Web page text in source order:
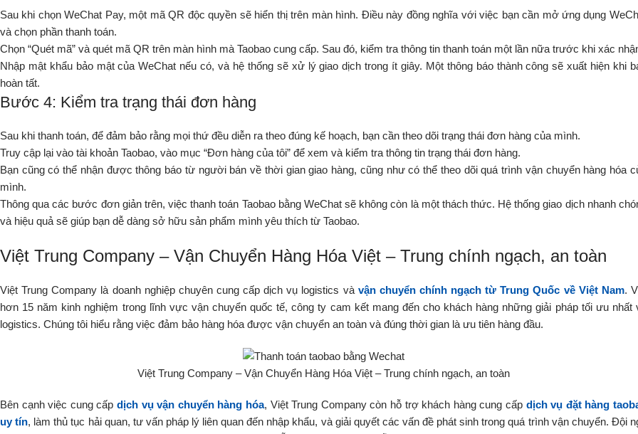
Sau khi chọn WeChat Pay, một mã QR độc quyền sẽ hiển thị trên màn hình. Điều này đồng nghĩa với việc bạn cần mở ứng dụng
và chọn phần thanh toán.
Chọn “Quét mã” và quét mã QR trên màn hình mà Taobao cung cấp. Sau đó, kiểm tra thông tin thanh toán một lần nữa trước khi xác
Nhập mật khẩu bảo mật của WeChat nếu có, và hệ thống sẽ xử lý giao dịch trong ít giây. Một thông báo thành công sẽ xuất hiện khi
hoàn tất.
Bước 4: Kiểm tra trạng thái đơn hàng
Sau khi thanh toán, để đảm bảo rằng mọi thứ đều diễn ra theo đúng kế hoạch, bạn cần theo dõi trạng thái đơn hàng của mình.
Truy cập lại vào tài khoản Taobao, vào mục “Đơn hàng của tôi” để xem và kiểm tra thông tin trạng thái đơn hàng.
Bạn cũng có thể nhận được thông báo từ người bán về thời gian giao hàng, cũng như có thể theo dõi quá trình vận chuyển hàng hóa
mình.
Thông qua các bước đơn giản trên, việc thanh toán Taobao bằng WeChat sẽ không còn là một thách thức. Hệ thống giao dịch nhanh
và hiệu quả sẽ giúp bạn dễ dàng sở hữu sản phẩm mình yêu thích từ Taobao.
Việt Trung Company – Vận Chuyển Hàng Hóa Việt – Trung chính ngạch, an toàn
Việt Trung Company là doanh nghiệp chuyên cung cấp dịch vụ logistics và vận chuyển chính ngạch từ Trung Quốc về Việt Nam.
hơn 15 năm kinh nghiệm trong lĩnh vực vận chuyển quốc tế, công ty cam kết mang đến cho khách hàng những giải pháp tối ưu nhất
logistics. Chúng tôi hiểu rằng việc đảm bảo hàng hóa được vận chuyển an toàn và đúng thời gian là ưu tiên hàng đầu.
Việt Trung Company – Vận Chuyển Hàng Hóa Việt – Trung chính ngạch, an toàn
Bên cạnh việc cung cấp dịch vụ vận chuyển hàng hóa, Việt Trung Company còn hỗ trợ khách hàng cung cấp dịch vụ đặt hàng
uy tín, làm thủ tục hải quan, tư vấn pháp lý liên quan đến nhập khẩu, và giải quyết các vấn đề phát sinh trong quá trình vận chuyển. Đội